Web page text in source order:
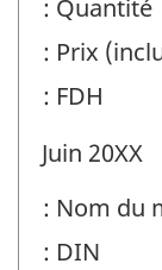
: Quantité
: Prix
: FDH
Juin 20XX
: Nom du
: DIN